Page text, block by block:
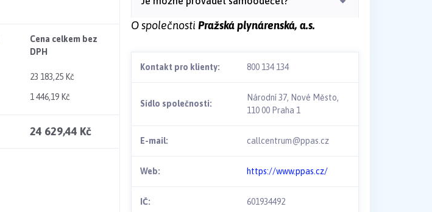
Cena celkem bez
DPH
23 183,25 Kč
1 446,19 Kč
24 629,44 Kč
O společnosti Pražská plynárenská, a.s.
Kontakt pro klienty: 800 134 134
Sídlo společnosti:
Národní 37, Nové Město,
110 00 Praha 1
E-mail: callcentrum@ppas.cz
Web: https://www.ppas.cz/
IČ: 601934492